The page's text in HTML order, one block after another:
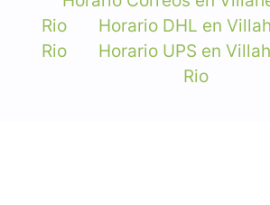
Rio
Horario DHL en
Rio
Horario UPS en
Rio